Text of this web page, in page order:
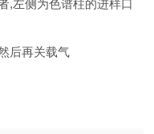
,左侧为色谱柱的进样口
后再关载气